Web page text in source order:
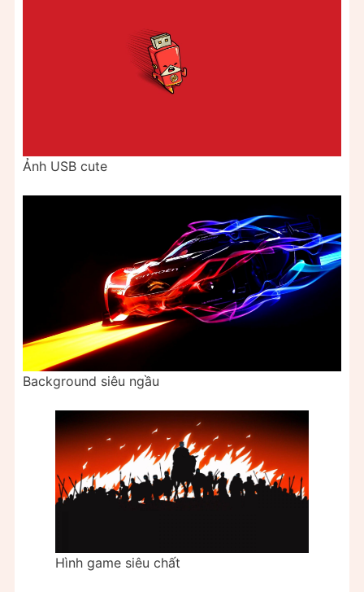
Ảnh USB cute
Background siêu ngầu
Hình game siêu chất